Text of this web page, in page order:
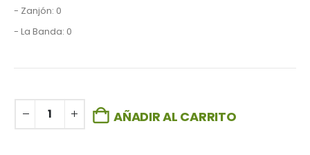
- Zanjón: 0
- La Banda: 0
AÑADIR AL CARRITO